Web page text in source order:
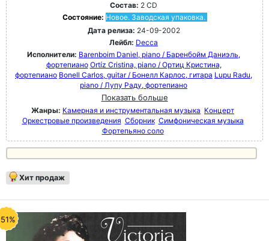
Состав: 2 CD
Состояние: Новое. Заводская упаковка.
Дата релиза: 24-09-2002
Лейбл: Decca
Исполнители: Barenboim Daniel, piano / Баренбойм Даниэль,
фортепиано Ortíz Cristina, piano / Ортиц Кристина,
фортепиано Bonell Carlos, guitar / Бонелл Карлос, гитара Lupu Radu,
piano / Лупу Раду, фортепиано
Показать больше
Жанры: Камерная и инструментальная музыка Концерт
Оркестровые произведения Сборник Симфоническая музыка
Фортепьяно соло
Хит продаж